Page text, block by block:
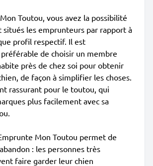
Toutou, vous avez la possibilité
situés les emprunteurs par rapport à
profil respectif. Il est
de choisir un membre
près de chez soi pour obtenir
de façon à simplifier les choses.
rassurant pour le toutou, qui
plus facilement avec sa
Mon Toutou permet de
: les personnes très
faire garder leur chien